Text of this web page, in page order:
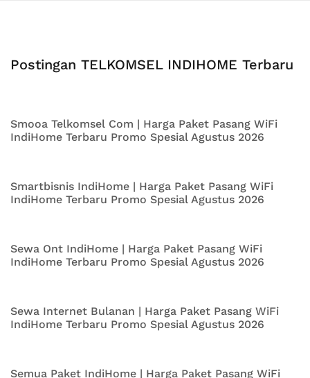
Postingan TELKOMSEL INDIHOME Terbaru
Smooa Telkomsel Com | Harga Paket Pasang WiFi
IndiHome Terbaru Promo Spesial Agustus 2026
Smartbisnis IndiHome | Harga Paket Pasang WiFi
IndiHome Terbaru Promo Spesial Agustus 2026
Sewa Ont IndiHome | Harga Paket Pasang WiFi
IndiHome Terbaru Promo Spesial Agustus 2026
Sewa Internet Bulanan | Harga Paket Pasang WiFi
IndiHome Terbaru Promo Spesial Agustus 2026
Semua Paket IndiHome | Harga Paket Pasang WiFi